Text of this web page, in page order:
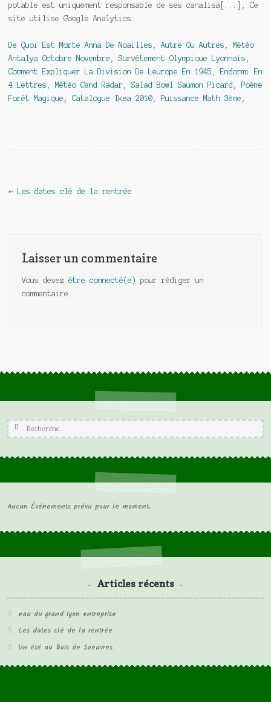
potable est uniquement responsable de ses canalisa[...], Ce
site utilise Google Analytics.
De Quoi Est Morte Anna De Noailles Autre Ou Autres
Météo
Antalya Octobre Novembre
Survêtement Olympique Lyonnais
Comment Expliquer La Division De Leurope En 1945
Endormi En
4 Lettres
Météo Gand Radar Salad Bowl Saumon Picard
Poème
Forêt Magique
Catalogue Ikea 2010, Puissance Math 3ème
Navigation de l'article
←Les dates clé de la rentrée
Laisser un commentaire
Vous devez être connecté(e)
pour rédiger un
commentaire.
Rechercher :
Aucun Événements prévu pour le moment.
Articles récents
eau du grand lyon entreprise
Les dates clé de la rentrée
Un été au Bois de Soeuvres